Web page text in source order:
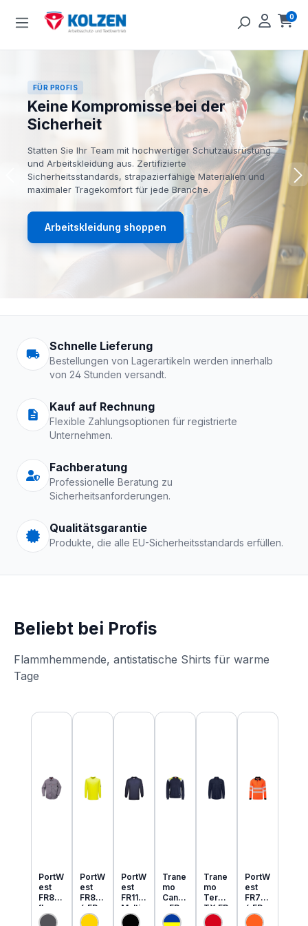
Zum Hauptinhalt springen 0
FÜR PROFIS
Keine Kompromisse bei der
Sicherheit
Statten Sie Ihr Team mit hochwertiger Schutzausrüstung
und Arbeitskleidung aus. Zertifizierte
Sicherheitsstandards, strapazierfähige Materialien und
maximaler Tragekomfort für jede Branche.
Arbeitskleidung shoppen
Arbeitskleidung |
Schnelle Lieferung
Bestellungen von Lagerartikeln werden innerhalb
von 24 Stunden versandt.
Kauf auf Rechnung
Flexible Zahlungsoptionen für registrierte
Unternehmen.
Fachberatung
Professionelle Beratung zu
Sicherheitsanforderungen.
Qualitätsgarantie
Produkte, die alle EU-Sicherheitsstandards erfüllen.
Beliebt bei Profis
Flammhemmende, antistatische Shirts für warme
Tage
Produktgalerie überspringen
PortW
est
FR89
flamm
hemm
PortW
est
FR80
6 FR
MultiN
PortW
est
FR11
Multi
Norm
Trane
mo
Cante
x FR
MultiN
Trane
mo
Tera
TX FR
leicht
PortW
est
FR73
4 FR
MultiN